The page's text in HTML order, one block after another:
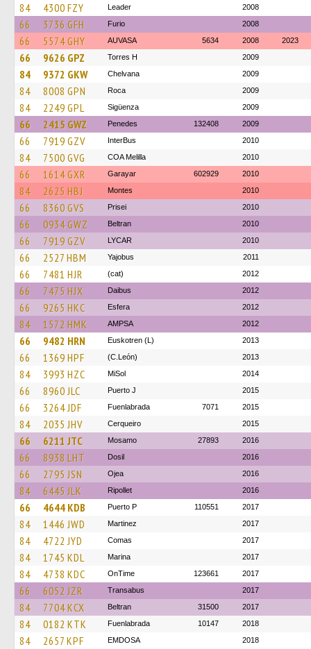
84 4300 FZY Leader 2008
66 3736 GFH Furio 2008
66 5574 GHY AUVASA 5634 2008 2023
66 9626 GPZ Torres H 2009
84 9372 GKW Chelvana 2009
84 8008 GPN Roca 2009
84 2249 GPL Sigüenza 2009
66 2415 GWZ Penedes 132408 2009
66 7919 GZV InterBus 2010
84 7500 GVG COA Melilla 2010
66 1614 GXR Garayar 602929 2010
84 2625 HBJ Montes 2010
66 8360 GVS Prisei 2010
66 0934 GWZ Beltran 2010
66 7919 GZV LYCAR 2010
66 2527 HBM Yajobus 2011
66 7481 HJR (cat) 2012
66 7475 HJX Daibus 2012
66 9265 HKC Esfera 2012
84 1572 HMK AMPSA 2012
66 9482 HRN Euskotren (L) 2013
66 1369 HPF (C.León) 2013
84 3993 HZC MiSol 2014
66 8960 JLC Puerto J 2015
66 3264 JDF Fuenlabrada 7071 2015
84 2035 JHV Cerqueiro 2015
66 6211 JTC Mosamo 27893 2016
66 8938 LHT Dosil 2016
66 2795 JSN Ojea 2016
84 6445 JLK Ripollet 2016
66 4644 KDB Puerto P 110551 2017
84 1446 JWD Martinez 2017
84 4722 JYD Comas 2017
84 1745 KDL Marina 2017
84 4738 KDC OnTime 123661 2017
66 6052 JZR Transabus 2017
84 7704 KCX Beltran 31500 2017
84 0182 KTK Fuenlabrada 10147 2018
84 2657 KPF EMDOSA 2018